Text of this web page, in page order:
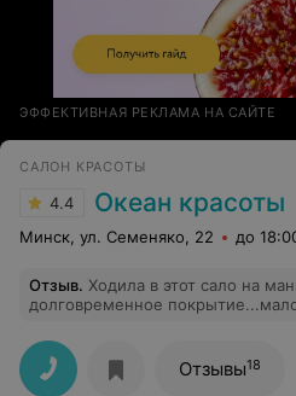
ЭФФЕКТИВНАЯ РЕКЛАМА НА САЙТЕ
САЛОН КРАСОТЫ
4.4 Океан красоты
Минск, ул. Семеняко, 22 до
Отзыв. Ходила в этот сало на
долговременное
мастер ничего не умеет, или по-
говорила. Не советую.Отзывы18